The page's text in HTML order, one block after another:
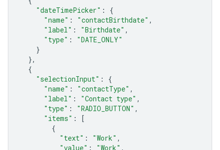
"dateTimePicker" :
{
"name" : "contactBirthdate" ,
"label" : "Birthdate" ,
"type" :
"DATE_ONLY"
}
},
{
"selectionInput" :
{
"name" : "contactType" ,
"label" : "Contact type" ,
"type" : "RADIO_BUTTON" ,
"items" :
[
{
"text" : "Work" ,
"value" : "Work" ,